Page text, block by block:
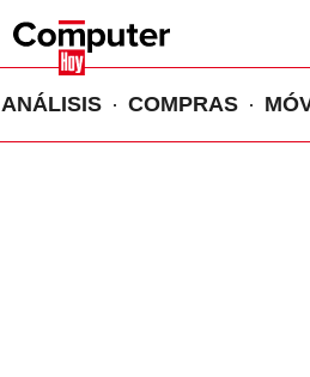
ANÁLISIS COMPRAS